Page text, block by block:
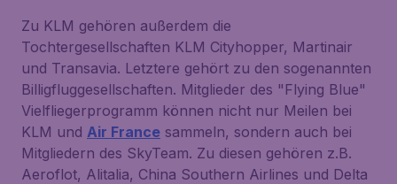
Zu KLM gehören außerdem die
Tochtergesellschaften KLM Cityhopper, Martinair
und Transavia. Letztere gehört zu den sogenannten
Billigfluggesellschaften. Mitglieder des "Flying Blue"
Vielfliegerprogramm können nicht nur Meilen bei
KLM und Air France sammeln, sondern auch bei
Mitgliedern des SkyTeam. Zu diesen gehören z.B.
Aeroflot, Alitalia, China Southern Airlines und Delta